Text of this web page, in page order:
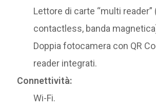
Lettore di carte “multi reader”
contactless, banda
Doppia fotocamera con QR
reader integrati.
Connettività:
Wi-Fi.